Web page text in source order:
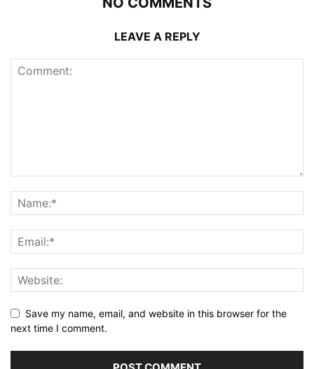
LEAVE A REPLY
Save my name, email, and website in this browser for the
next time I comment.